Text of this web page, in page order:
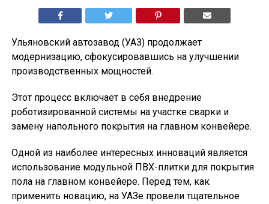
Ульяновский автозавод (УАЗ) продолжает
модернизацию, сфокусировавшись на улучшении
производственных мощностей.
Этот процесс включает в себя внедрение
роботизированной системы на участке сварки и
замену напольного покрытия на главном конвейере.
Одной из наиболее интересных инноваций является
использование модульной ПВХ-плитки для покрытия
пола на главном конвейере. Перед тем, как
применить новацию, на УАЗе провели тщательное